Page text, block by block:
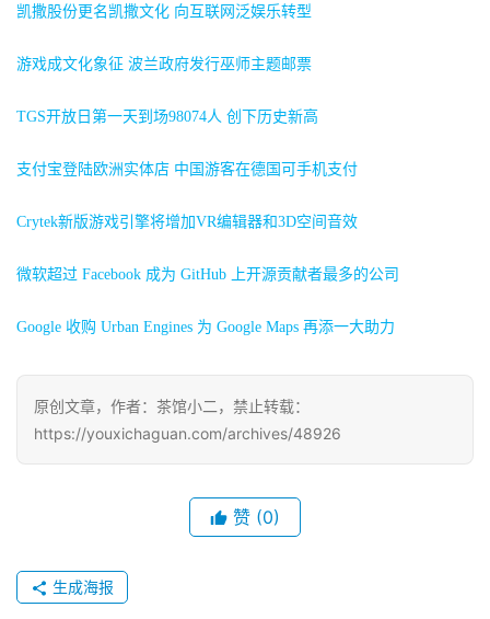
中
)
凯撒股份更名凯撒文化 向互联网泛娱乐转型
游戏成文化象征 波兰政府发行巫师主题邮票
TGS开放日第一天到场98074人 创下历史新高
支付宝登陆欧洲实体店 中国游客在德国可手机支付
Crytek新版游戏引擎将增加VR编辑器和3D空间音效
微软超过 Facebook 成为 GitHub 上开源贡献者最多的公司
Google 收购 Urban Engines 为 Google Maps 再添一大助力
原创文章，作者：茶馆小二，禁止转载：
https://youxichaguan.com/archives/48926
赞 (0)
生成海报